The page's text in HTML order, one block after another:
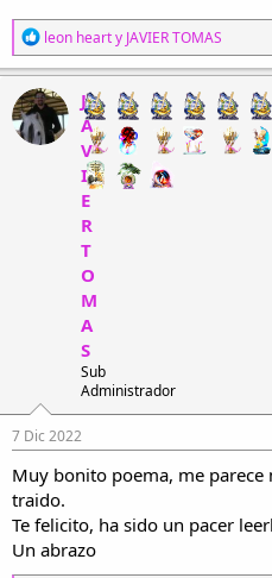
R
e
a
c
c
i
o
leon hearty JAVIER TOMAS
J
A
V
I
E
R
T
O
M
A
S
Sub
Administrador
7 Dic 2022
Muy bonito poema, me
traido.
Te felicito, ha sido un pacer
Un abrazo